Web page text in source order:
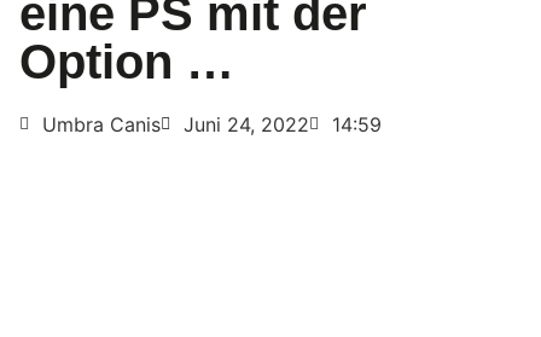
eine PS mit der
Option …
Umbra Canis Juni 24, 2022 14:59